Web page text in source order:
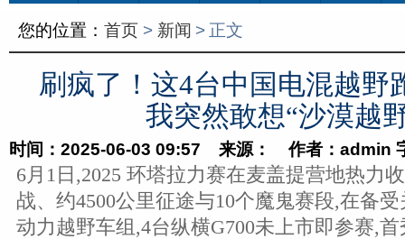
您的位置： 首页 > 新闻 > 正文
刷疯了！这4台中国电混越野
我突然敢想“沙漠越
时间：2025-06-03 09:57 来源： 作者：admin
6月1日,2025 环塔拉力赛在麦盖提营地热力
战、约4500公里征途与10个魔鬼赛段,在备
动力越野车组,4台纵横G700未上市即参赛,